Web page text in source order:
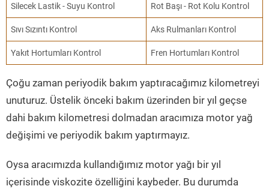
Silecek Lastik - Suyu Kontrol Rot Başı - Rot Kolu Kontrol
Sıvı Sızıntı Kontrol Aks Rulmanları Kontrol
Yakıt Hortumları Kontrol Fren Hortumları Kontrol
Çoğu zaman periyodik bakım yaptıracağımız kilometreyi
unuturuz. Üstelik önceki bakım üzerinden bir yıl geçse
dahi bakım kilometresi dolmadan aracımıza motor yağ
değişimi ve periyodik bakım yaptırmayız.
Oysa aracımızda kullandığımız motor yağı bir yıl
içerisinde viskozite özelliğini kaybeder. Bu durumda